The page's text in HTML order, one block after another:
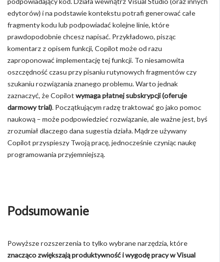
edytorów) i na podstawie kontekstu potrafi generować całe
fragmenty kodu lub podpowiadać kolejne linie, które
prawdopodobnie chcesz napisać. Przykładowo, pisząc
komentarz z opisem funkcji, Copilot może od razu
zaproponować implementację tej funkcji. To niesamowita
oszczędność czasu przy pisaniu rutynowych fragmentów czy
szukaniu rozwiązania znanego problemu. Warto jednak
zaznaczyć, że Copilotwymaga płatnej subskrypcji (oferuje
darmowy trial). Początkującym radzę traktować go jako pomoc
naukową – może podpowiedzieć rozwiązanie, ale ważne jest, byś
zrozumiał dlaczego dana sugestia działa. Mądrze używany
Copilot przyspieszy Twoją pracę, jednocześnie czyniąc naukę
programowania przyjemniejszą.
Podsumowanie
Powyższe rozszerzenia to tylko wybrane narzędzia, które
znacząco zwiększają produktywność i wygodę pracy w Visual